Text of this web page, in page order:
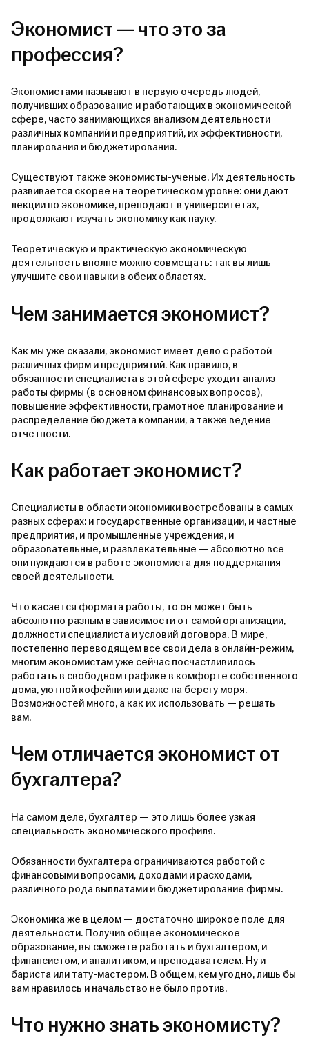
Экономист — что это за
профессия?
Экономистами называют в первую очередь людей,
получивших образование и работающих в экономической
сфере, часто занимающихся анализом деятельности
различных компаний и предприятий, их эффективности,
планирования и бюджетирования.
Существуют также экономисты-ученые. Их деятельность
развивается скорее на теоретическом уровне: они дают
лекции по экономике, преподают в университетах,
продолжают изучать экономику как науку.
Теоретическую и практическую экономическую
деятельность вполне можно совмещать: так вы лишь
улучшите свои навыки в обеих областях.
Чем занимается экономист?
Как мы уже сказали, экономист имеет дело с работой
различных фирм и предприятий. Как правило, в
обязанности специалиста в этой сфере уходит анализ
работы фирмы (в основном финансовых вопросов),
повышение эффективности, грамотное планирование и
распределение бюджета компании, а также ведение
отчетности.
Как работает экономист?
Специалисты в области экономики востребованы в самых
разных сферах: и государственные организации, и частные
предприятия, и промышленные учреждения, и
образовательные, и развлекательные — абсолютно все
они нуждаются в работе экономиста для поддержания
своей деятельности.
Что касается формата работы, то он может быть
абсолютно разным в зависимости от самой организации,
должности специалиста и условий договора. В мире,
постепенно переводящем все свои дела в онлайн-режим,
многим экономистам уже сейчас посчастливилось
работать в свободном графике в комфорте собственного
дома, уютной кофейни или даже на берегу моря.
Возможностей много, а как их использовать — решать
вам.
Чем отличается экономист от
бухгалтера?
На самом деле, бухгалтер — это лишь более узкая
специальность экономического профиля.
Обязанности бухгалтера ограничиваются работой с
финансовыми вопросами, доходами и расходами,
различного рода выплатами и бюджетирование фирмы.
Экономика же в целом — достаточно широкое поле для
деятельности. Получив общее экономическое
образование, вы сможете работать и бухгалтером, и
финансистом, и аналитиком, и преподавателем. Ну и
бариста или тату-мастером. В общем, кем угодно, лишь бы
вам нравилось и начальство не было против.
Что нужно знать экономисту?